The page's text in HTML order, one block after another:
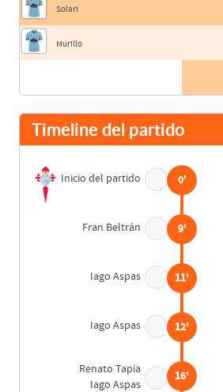
Solari
Murillo
Timeline del partido
Inicio del partido 0'
Fran Beltrán 9'
Iago Aspas 11'
Iago Aspas 12'
Renato Tapia
Iago Aspas
16'